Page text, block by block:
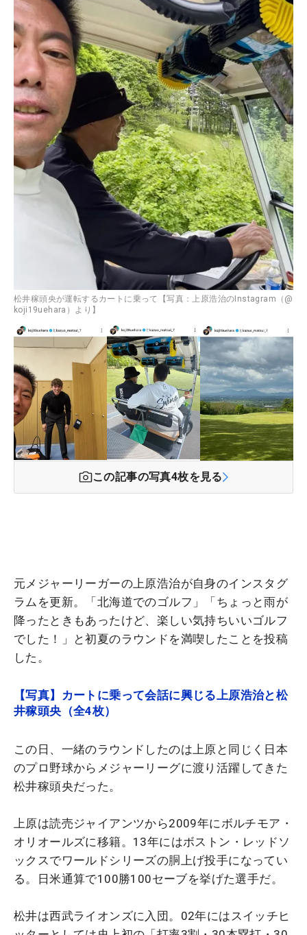
松井稼頭央が運転するカートに乗って【写真：上原浩治のInstagram（@
koji19uehara）より】
この記事の写真4枚を見る
元メジャーリーガーの上原浩治が自身のインスタグ
ラムを更新。「北海道でのゴルフ」「ちょっと雨が
降ったときもあったけど、楽しい気持ちいいゴルフ
でした！」と初夏のラウンドを満喫したことを投稿
した。
【写真】カートに乗って会話に興じる上原浩治と松
井稼頭央（全4枚）
この日、一緒のラウンドしたのは上原と同じく日本
のプロ野球からメジャーリーグに渡り活躍してきた
松井稼頭央だった。
上原は読売ジャイアンツから2009年にボルチモア・
オリオールズに移籍。13年にはボストン・レッドソ
ックスでワールドシリーズの胴上げ投手になってい
る。日米通算で100勝100セーブを挙げた選手だ。
松井は西武ライオンズに入団。02年にはスイッチヒ